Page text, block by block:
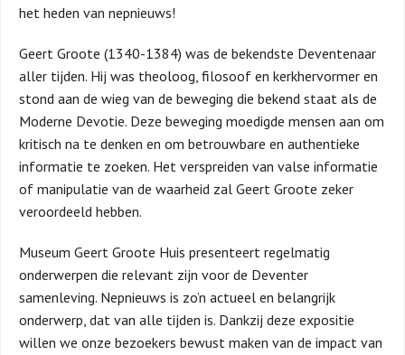
het heden van nepnieuws!
Geert Groote (1340-1384) was de bekendste Deventenaar
aller tijden. Hij was theoloog, filosoof en kerkhervormer en
stond aan de wieg van de beweging die bekend staat als de
Moderne Devotie. Deze beweging moedigde mensen aan om
kritisch na te denken en om betrouwbare en authentieke
informatie te zoeken. Het verspreiden van valse informatie
of manipulatie van de waarheid zal Geert Groote zeker
veroordeeld hebben.
Museum Geert Groote Huis presenteert regelmatig
onderwerpen die relevant zijn voor de Deventer
samenleving. Nepnieuws is zo’n actueel en belangrijk
onderwerp, dat van alle tijden is. Dankzij deze expositie
willen we onze bezoekers bewust maken van de impact van